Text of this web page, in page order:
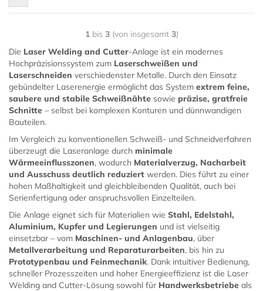
1bis 3(von insgesamt 3)
Die Laser Welding and Cutter-Anlage ist ein modernes
Hochpräzisionssystem zum Laserschweißen und
Laserschneiden verschiedenster Metalle. Durch den Einsatz
gebündelter Laserenergie ermöglicht das System extrem feine,
saubere und stabile Schweißnähte sowie präzise, gratfreie
Schnitte – selbst bei komplexen Konturen und dünnwandigen
Bauteilen.
Im Vergleich zu konventionellen Schweiß- und Schneidverfahren
überzeugt die Laseranlage durch minimale
Wärmeeinflusszonen, wodurch Materialverzug, Nacharbeit
und Ausschuss deutlich reduziert werden. Dies führt zu einer
hohen Maßhaltigkeit und gleichbleibenden Qualität, auch bei
Serienfertigung oder anspruchsvollen Einzelteilen.
Die Anlage eignet sich für Materialien wie Stahl, Edelstahl,
Aluminium, Kupfer und Legierungen und ist vielseitig
einsetzbar – vom Maschinen- und Anlagenbau, über
Metallverarbeitung und Reparaturarbeiten, bis hin zu
Prototypenbau und Feinmechanik. Dank intuitiver Bedienung,
schneller Prozesszeiten und hoher Energieeffizienz ist die Laser
Welding and Cutter-Lösung sowohl für Handwerksbetriebe als